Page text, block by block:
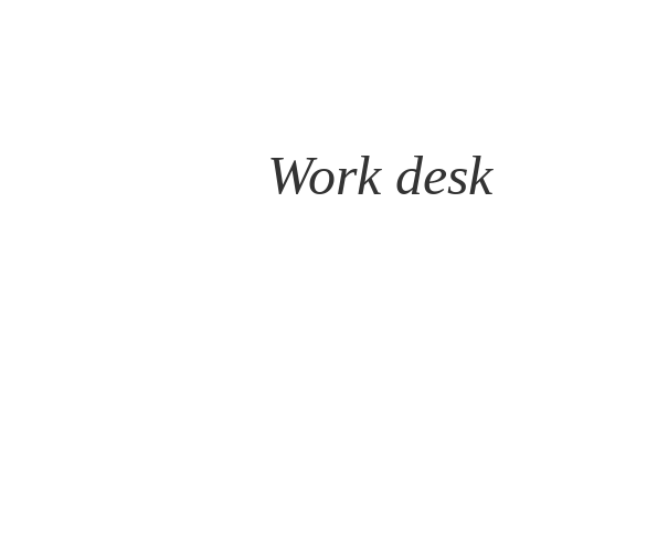
Work desk